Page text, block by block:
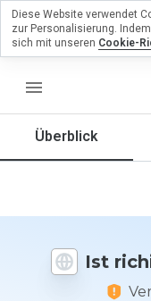
menu
Überblick
Ist
Sie
Sie diese
auf einer
Skala von
1 bis 5
Diese Website verwendet
zur Personalisierung.
sich mit unseren Cookie-